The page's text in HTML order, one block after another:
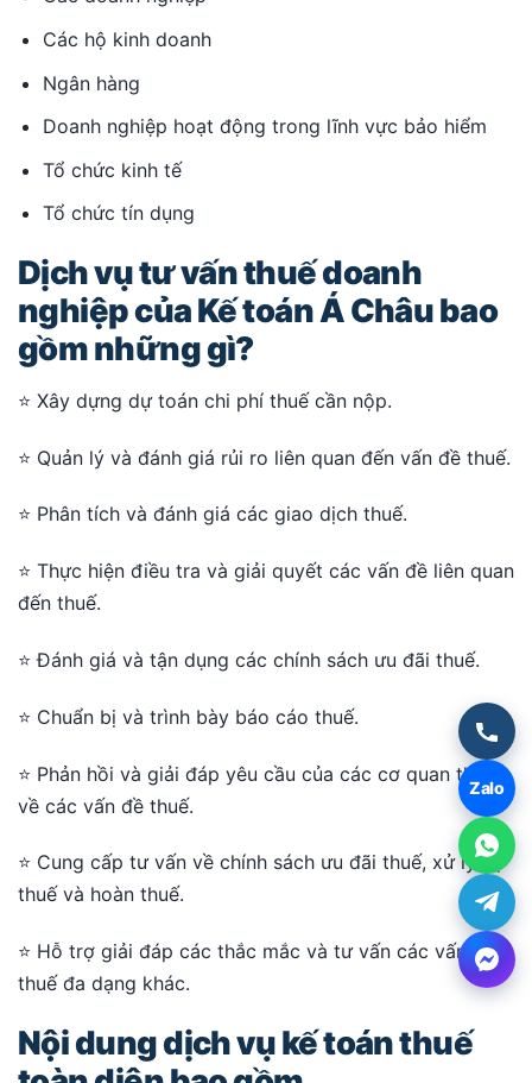
Các hộ kinh doanh
Ngân hàng
Doanh nghiệp hoạt động trong lĩnh vực bảo hiểm
Tổ chức kinh tế
Tổ chức tín dụng
Dịch vụ tư vấn thuế doanh
nghiệp của Kế toán Á Châu bao
gồm những gì?
⭐ Xây dựng dự toán chi phí thuế cần nộp.
⭐ Quản lý và đánh giá rủi ro liên quan đến vấn đề thuế.
⭐ Phân tích và đánh giá các giao dịch thuế.
⭐ Thực hiện điều tra và giải quyết các vấn đề liên quan
đến thuế.
⭐ Đánh giá và tận dụng các chính sách ưu đãi thuế.
⭐ Chuẩn bị và trình bày báo cáo thuế.
⭐ Phản hồi và giải đáp yêu cầu của các cơ quan thuế
về các vấn đề thuế.
⭐ Cung cấp tư vấn về chính sách ưu đãi thuế, xử lý nợ
thuế và hoàn thuế.
⭐ Hỗ trợ giải đáp các thắc mắc và tư vấn các vấn đề
thuế đa dạng khác.
Nội dung dịch vụ kế toán thuế
Zalo